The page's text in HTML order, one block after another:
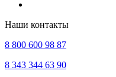
Наши контакты
8 800 600 98 87
8 343 344 63 90